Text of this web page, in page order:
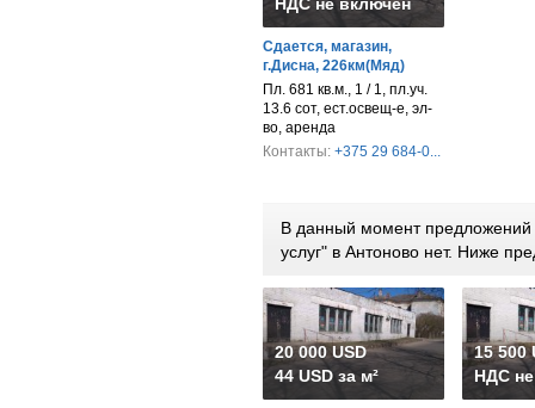
Сдается, магазин,
г.Дисна, 226км(Мяд)
Пл. 681 кв.м., 1 / 1, пл.уч.
13.6 сот, ест.освещ-е, эл-
во, аренда
Контакты: +375 29 684-0...
В данный момент
услуг" в Антоново нет. Ниже
20 000 USD
44 USD за м²
15 500
НДС